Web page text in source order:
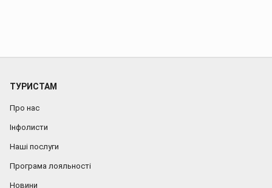
ТУРИСТАМ
Про нас
Інфолисти
Наші послуги
Програма лояльності
Новини